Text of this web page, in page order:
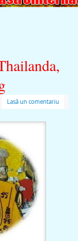
Lasă un comentariu